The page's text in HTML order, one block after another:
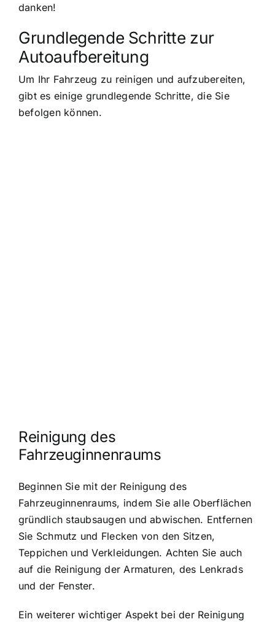
danken!
Grundlegende Schritte zur
Autoaufbereitung
Um Ihr Fahrzeug zu reinigen und aufzubereiten,
gibt es einige grundlegende Schritte, die Sie
befolgen können.
Reinigung des
Fahrzeuginnenraums
Beginnen Sie mit der Reinigung des
Fahrzeuginnenraums, indem Sie alle Oberflächen
gründlich staubsaugen und abwischen. Entfernen
Sie Schmutz und Flecken von den Sitzen,
Teppichen und Verkleidungen. Achten Sie auch
auf die Reinigung der Armaturen, des Lenkrads
und der Fenster.
Ein weiterer wichtiger Aspekt bei der Reinigung